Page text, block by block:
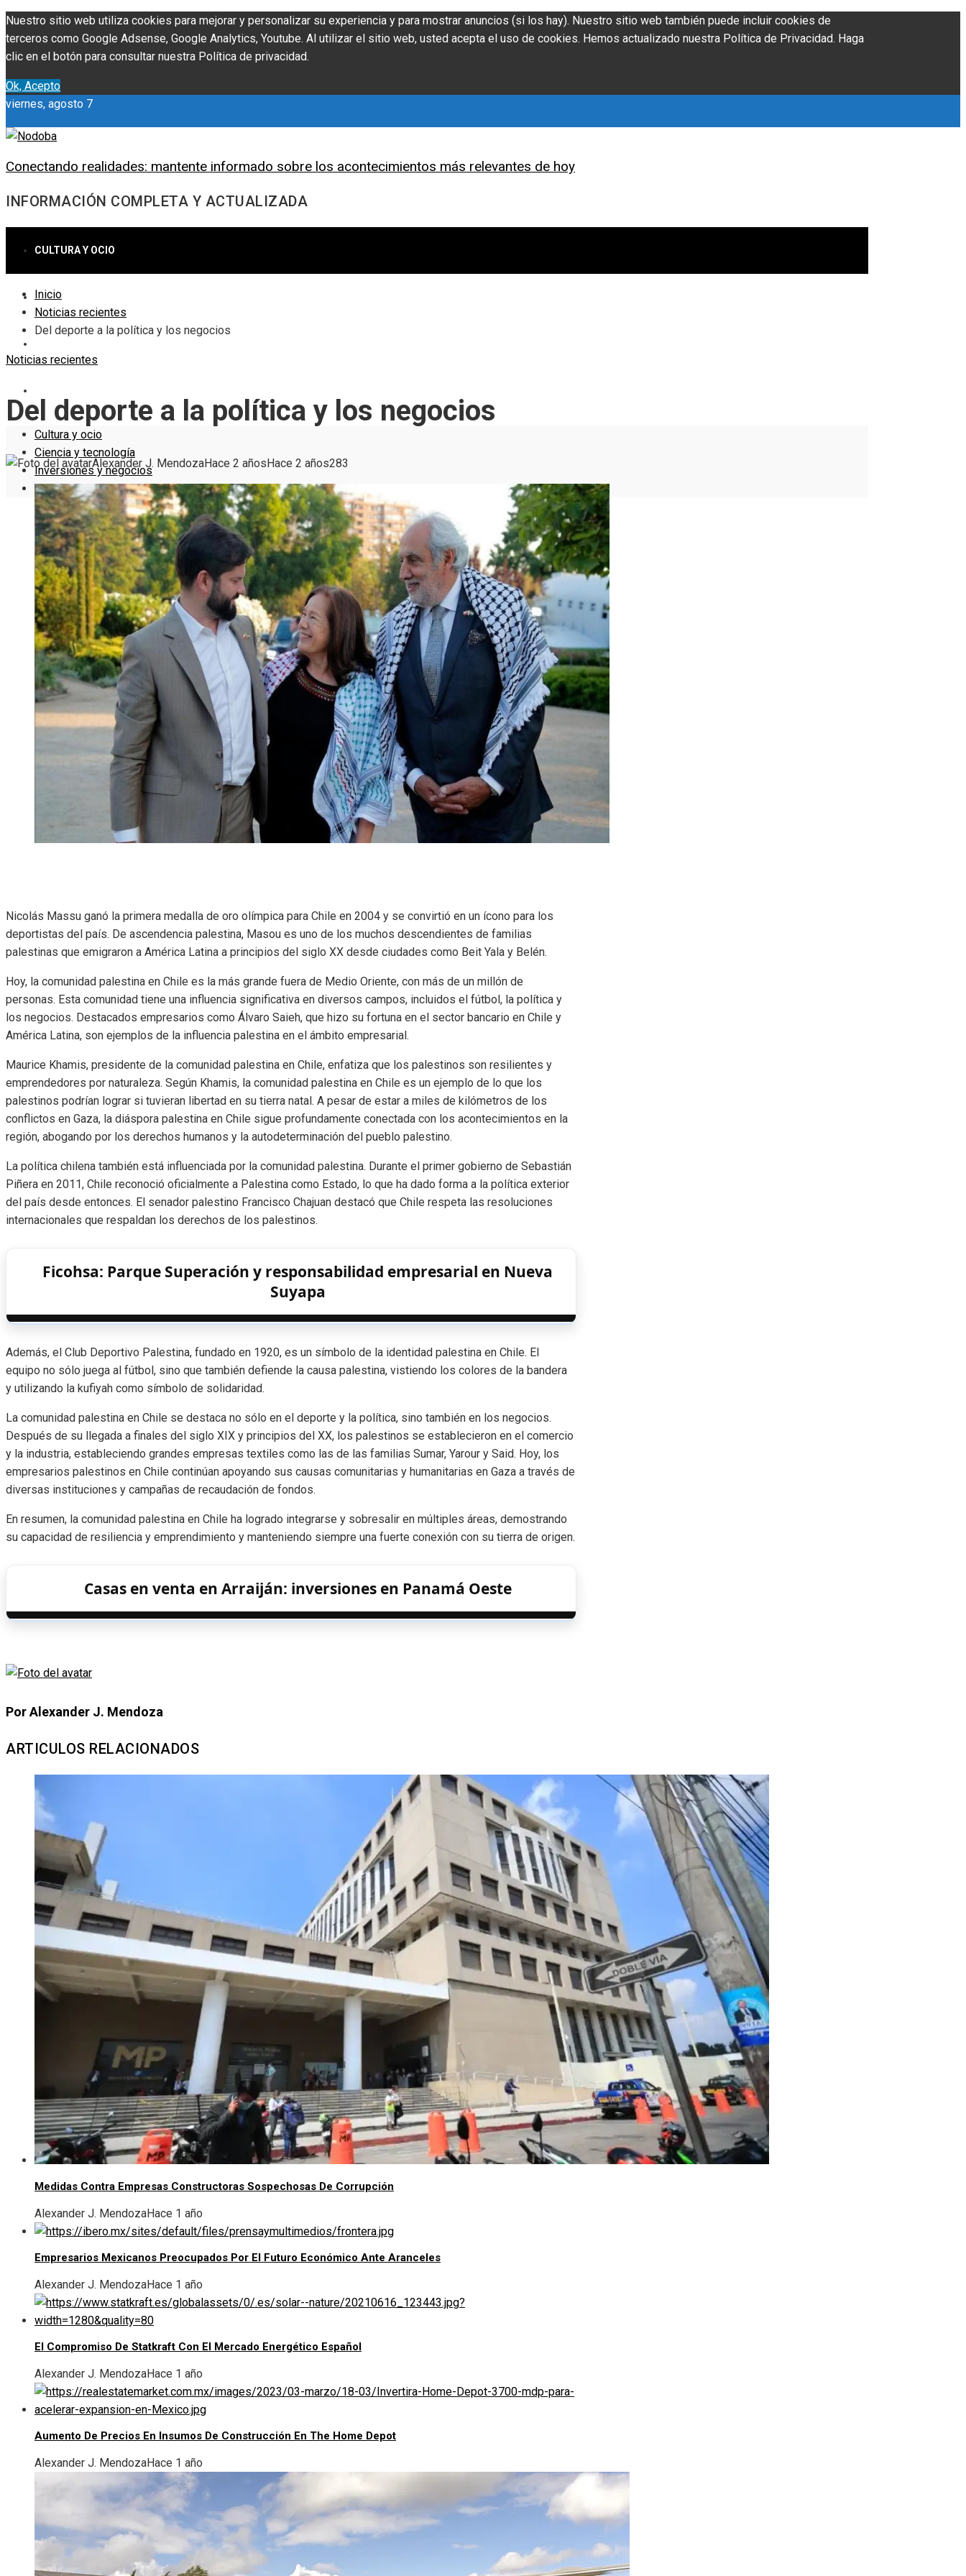
Nuestro sitio web utiliza cookies para mejorar y personalizar su experiencia y para mostrar anuncios (si los hay). Nuestro sitio web también puede incluir cookies de
terceros como Google Adsense, Google Analytics, Youtube. Al utilizar el sitio web, usted acepta el uso de cookies. Hemos actualizado nuestra Política de Privacidad. Haga
clic en el botón para consultar nuestra Política de privacidad.
Ok, Acepto
viernes, agosto 7
Conectando realidades: mantente informado sobre los acontecimientos más relevantes de hoy
INFORMACIÓN COMPLETA Y ACTUALIZADA
CULTURA Y OCIO
CIENCIA Y TECNOLOGÍA
Cultura y ocio
Ciencia y tecnología
Inversiones y negocios
Responsabilidad social
Inicio
Noticias recientes
Del deporte a la política y los negocios
Noticias recientes
Del deporte a la política y los negocios
Alexander J. MendozaHace 2 añosHace 2 años283
Nicolás Massu ganó la primera medalla de oro olímpica para Chile en 2004 y se convirtió en un ícono para los
deportistas del país. De ascendencia palestina, Masou es uno de los muchos descendientes de familias
palestinas que emigraron a América Latina a principios del siglo XX desde ciudades como Beit Yala y Belén.
Hoy, la comunidad palestina en Chile es la más grande fuera de Medio Oriente, con más de un millón de
personas. Esta comunidad tiene una influencia significativa en diversos campos, incluidos el fútbol, ​​la política y
los negocios. Destacados empresarios como Álvaro Saieh, que hizo su fortuna en el sector bancario en Chile y
América Latina, son ejemplos de la influencia palestina en el ámbito empresarial.
Maurice Khamis, presidente de la comunidad palestina en Chile, enfatiza que los palestinos son resilientes y
emprendedores por naturaleza. Según Khamis, la comunidad palestina en Chile es un ejemplo de lo que los
palestinos podrían lograr si tuvieran libertad en su tierra natal. A pesar de estar a miles de kilómetros de los
conflictos en Gaza, la diáspora palestina en Chile sigue profundamente conectada con los acontecimientos en la
región, abogando por los derechos humanos y la autodeterminación del pueblo palestino.
La política chilena también está influenciada por la comunidad palestina. Durante el primer gobierno de Sebastián
Piñera en 2011, Chile reconoció oficialmente a Palestina como Estado, lo que ha dado forma a la política exterior
del país desde entonces. El senador palestino Francisco Chajuan destacó que Chile respeta las resoluciones
internacionales que respaldan los derechos de los palestinos.
Ficohsa: Parque Superación y responsabilidad empresarial en Nueva
Suyapa
Además, el Club Deportivo Palestina, fundado en 1920, es un símbolo de la identidad palestina en Chile. El
equipo no sólo juega al fútbol, ​​sino que también defiende la causa palestina, vistiendo los colores de la bandera
y utilizando la kufiyah como símbolo de solidaridad.
La comunidad palestina en Chile se destaca no sólo en el deporte y la política, sino también en los negocios.
Después de su llegada a finales del siglo XIX y principios del XX, los palestinos se establecieron en el comercio
y la industria, estableciendo grandes empresas textiles como las de las familias Sumar, Yarour y Said. Hoy, los
empresarios palestinos en Chile continúan apoyando sus causas comunitarias y humanitarias en Gaza a través de
diversas instituciones y campañas de recaudación de fondos.
En resumen, la comunidad palestina en Chile ha logrado integrarse y sobresalir en múltiples áreas, demostrando
su capacidad de resiliencia y emprendimiento y manteniendo siempre una fuerte conexión con su tierra de origen.
Casas en venta en Arraiján: inversiones en Panamá Oeste
Por Alexander J. Mendoza
ARTICULOS RELACIONADOS
Medidas Contra Empresas Constructoras Sospechosas De Corrupción
Alexander J. MendozaHace 1 año
Empresarios Mexicanos Preocupados Por El Futuro Económico Ante Aranceles
Alexander J. MendozaHace 1 año
El Compromiso De Statkraft Con El Mercado Energético Español
Alexander J. MendozaHace 1 año
Aumento De Precios En Insumos De Construcción En The Home Depot
Alexander J. MendozaHace 1 año